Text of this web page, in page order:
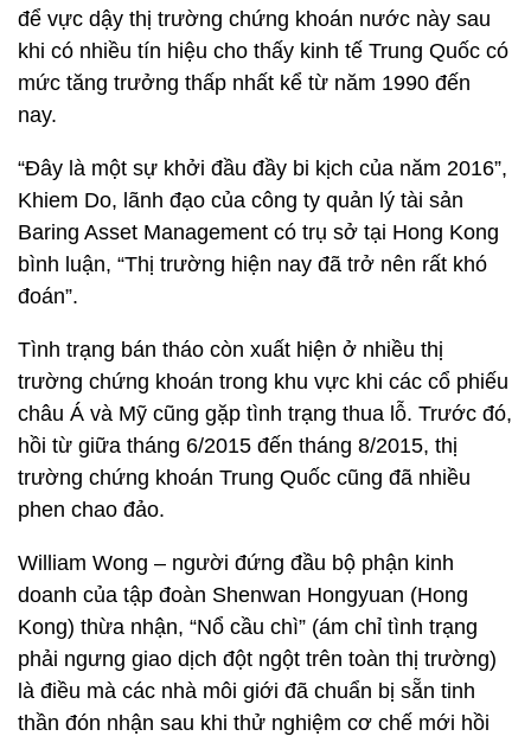
để vực dậy thị trường chứng khoán nước này sau
khi có nhiều tín hiệu cho thấy kinh tế Trung Quốc có
mức tăng trưởng thấp nhất kể từ năm 1990 đến
nay.
“Đây là một sự khởi đầu đầy bi kịch của năm 2016”,
Khiem Do, lãnh đạo của công ty quản lý tài sản
Baring Asset Management có trụ sở tại Hong Kong
bình luận, “Thị trường hiện nay đã trở nên rất khó
đoán”.
Tình trạng bán tháo còn xuất hiện ở nhiều thị
trường chứng khoán trong khu vực khi các cổ phiếu
châu Á và Mỹ cũng gặp tình trạng thua lỗ. Trước đó,
hồi từ giữa tháng 6/2015 đến tháng 8/2015, thị
trường chứng khoán Trung Quốc cũng đã nhiều
phen chao đảo.
William Wong – người đứng đầu bộ phận kinh
doanh của tập đoàn Shenwan Hongyuan (Hong
Kong) thừa nhận, “Nổ cầu chì” (ám chỉ tình trạng
phải ngưng giao dịch đột ngột trên toàn thị trường)
là điều mà các nhà môi giới đã chuẩn bị sẵn tinh
thần đón nhận sau khi thử nghiệm cơ chế mới hồi